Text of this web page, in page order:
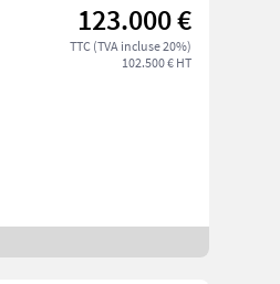
123.000 €
TTC (TVA incluse 20%)
102.500 € HT